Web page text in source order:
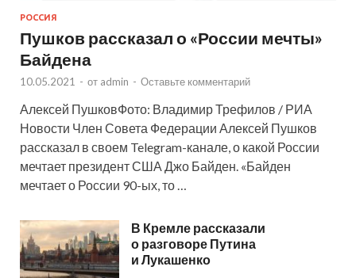
РОССИЯ
Пушков рассказал о «России мечты»
Байдена
10.05.2021 - от admin - Оставьте комментарий
Алексей ПушковФото: Владимир Трефилов / РИА
Новости Член Совета Федерации Алексей Пушков
рассказал в своем Telegram-канале, о какой России
мечтает президент США Джо Байден. «Байден
мечтает о России 90-ых, то …
В Кремле рассказали
о разговоре Путина
и Лукашенко